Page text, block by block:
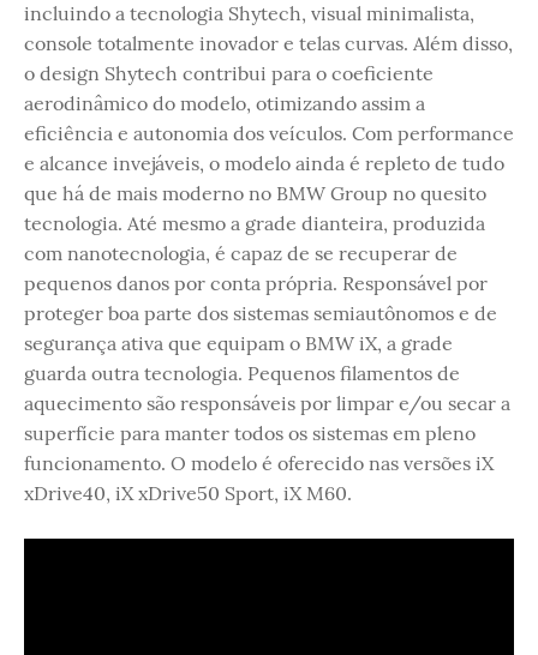
incluindo a tecnologia Shytech, visual minimalista,
console totalmente inovador e telas curvas. Além disso,
o design Shytech contribui para o coeficiente
aerodinâmico do modelo, otimizando assim a
eficiência e autonomia dos veículos. Com performance
e alcance invejáveis, o modelo ainda é repleto de tudo
que há de mais moderno no BMW Group no quesito
tecnologia. Até mesmo a grade dianteira, produzida
com nanotecnologia, é capaz de se recuperar de
pequenos danos por conta própria. Responsável por
proteger boa parte dos sistemas semiautônomos e de
segurança ativa que equipam o BMW iX, a grade
guarda outra tecnologia. Pequenos filamentos de
aquecimento são responsáveis por limpar e/ou secar a
superfície para manter todos os sistemas em pleno
funcionamento. O modelo é oferecido nas versões iX
xDrive40, iX xDrive50 Sport, iX M60.